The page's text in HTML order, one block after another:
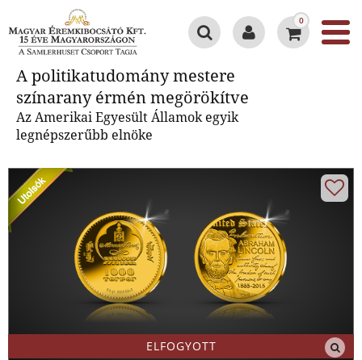
0
A politikatudomány mestere
színarany érmén megörökítve
Az Amerikai Egyesült Államok egyik
legnépszerűbb elnöke
ELFOGYOTT
A politikatudomány mestere
színarany érmén megörökítve